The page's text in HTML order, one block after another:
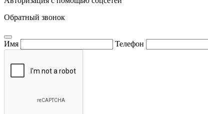
Обратный звонок
Имя Телефон